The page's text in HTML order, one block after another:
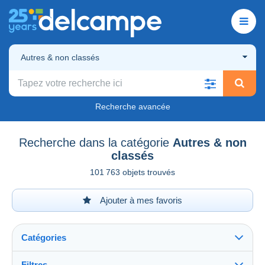
Autres & non classés
Recherche avancée
Recherche dans la catégorie Autres & non
classés
101 763 objets trouvés
Ajouter à mes favoris
Catégories